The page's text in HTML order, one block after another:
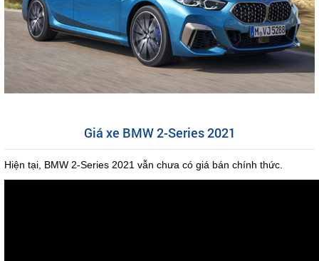
Giá xe BMW 2-Series 2021
Hiện tại, BMW 2-Series 2021 vẫn chưa có giá bán chính thức.